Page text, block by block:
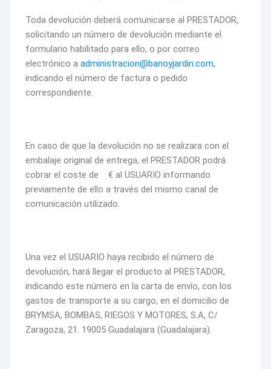
Toda devolución deberá comunicarse al PRESTADOR,
solicitando un número de devolución mediante el
formulario habilitado para ello, o por correo
electrónico aadministracion@banoyjardin.com,
indicando el número de factura o pedido
correspondiente.
En caso de que la devolución no se realizara con el
embalaje original de entrega, el PRESTADOR podrá
cobrar el coste de € al USUARIO informando
previamente de ello a través del mismo canal de
comunicación utilizado.
Una vez el USUARIO haya recibido el número de
devolución, hará llegar el producto al PRESTADOR,
indicando este número en la carta de envío, con los
gastos de transporte a su cargo, en el domicilio de
BRYMSA, BOMBAS, RIEGOS Y MOTORES, S.A, C/
Zaragoza, 21. 19005 Guadalajara (Guadalajara).